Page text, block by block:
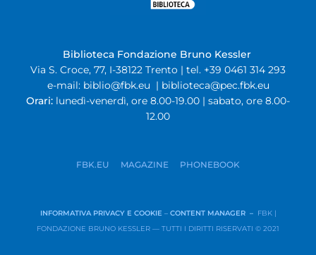
Biblioteca Fondazione Bruno Kessler
Via S. Croce, 77, I-38122 Trento | tel. +39 0461 314 293
e-mail: biblio@fbk.eu | biblioteca@pec.fbk.eu
Orari: lunedì-venerdì, ore 8.00-19.00 | sabato, ore 8.00-
12.00
FBK.EU MAGAZINE PHONEBOOK
INFORMATIVA PRIVACY E COOKIE – CONTENT MANAGER – FBK |
FONDAZIONE BRUNO KESSLER — TUTTI I DIRITTI RISERVATI © 2021